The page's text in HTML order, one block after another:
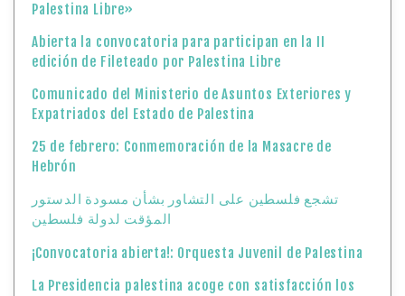
Palestina Libre»
Abierta la convocatoria para participan en la II
edición de Fileteado por Palestina Libre
Comunicado del Ministerio de Asuntos Exteriores y
Expatriados del Estado de Palestina
25 de febrero: Conmemoración de la Masacre de
Hebrón
تشجع فلسطين على التشاور بشأن مسودة الدستور
المؤقت لدولة فلسطين
¡Convocatoria abierta!: Orquesta Juvenil de Palestina
La Presidencia palestina acoge con satisfacción los